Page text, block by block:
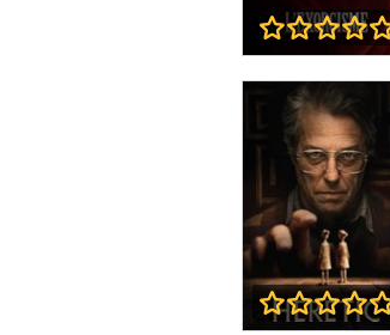
L'Exorcisme